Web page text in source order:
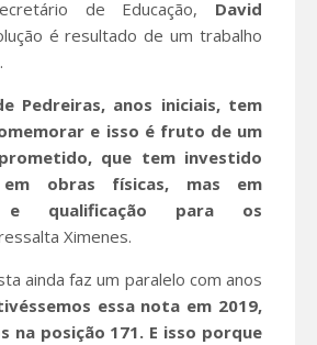
de Educação, David
é resultado de um trabalho
Pedreiras, anos iniciais, tem
e isso é fruto de um
que tem investido
obras físicas, mas em
e qualificação para os
Ximenes.
ainda faz um paralelo com anos
essa nota em 2019,
na posição 171. E isso porque